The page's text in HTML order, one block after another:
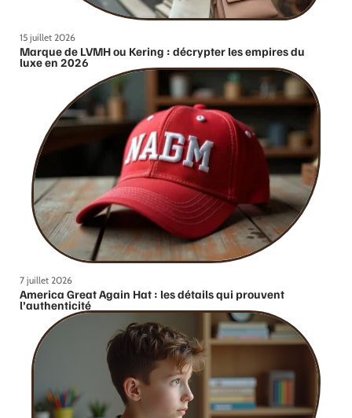
15 juillet 2026
Marque de LVMH ou Kering : décrypter les empires du
luxe en 2026
7 juillet 2026
America Great Again Hat : les détails qui prouvent
l’authenticité